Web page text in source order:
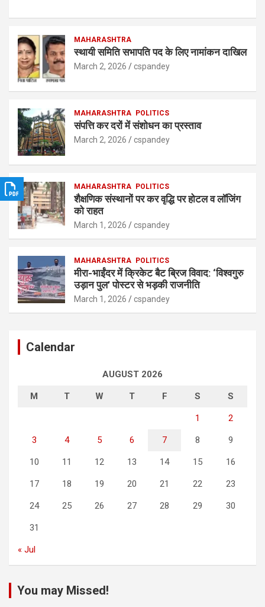
s
A
p
p
b
o
o
k
dI
n
e
MAHARASHTRA
स्थायी समिति सभापति पद के लिए नामांकन दाखिल
March 2, 2026 cspandey
MAHARASHTRA POLITICS
संपत्ति कर दरों में संशोधन का प्रस्ताव
March 2, 2026 cspandey
MAHARASHTRA POLITICS
शैक्षणिक संस्थानों पर कर वृद्धि पर होटल व लॉजिंग
को राहत
March 1, 2026 cspandey
MAHARASHTRA POLITICS
मीरा-भाईंदर में क्रिकेट बैट ब्रिज विवाद: ‘विश्वगुरु
उड़ान पुल’ पोस्टर से भड़की राजनीति
March 1, 2026 cspandey
Calendar
AUGUST 2026
M T W T F S S
1 2
3 4 5 6 7 8 9
10 11 12 13 14 15 16
17 18 19 20 21 22 23
24 25 26 27 28 29 30
31
« Jul
You may Missed!